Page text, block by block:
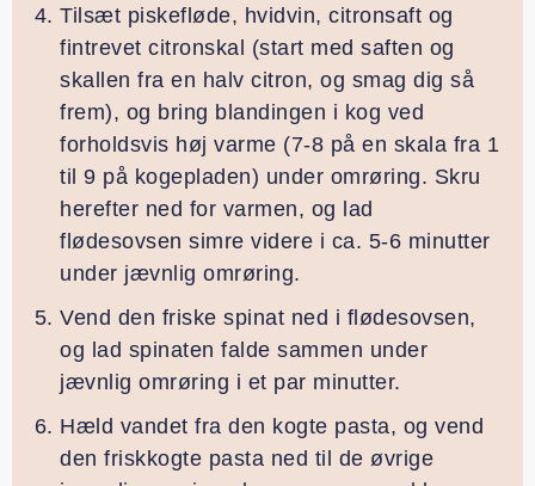
Tilsæt piskefløde, hvidvin, citronsaft og
fintrevet citronskal (start med saften og
skallen fra en halv citron, og smag dig så
frem), og bring blandingen i kog ved
forholdsvis høj varme (7-8 på en skala fra 1
til 9 på kogepladen) under omrøring. Skru
herefter ned for varmen, og lad
flødesovsen simre videre i ca. 5-6 minutter
under jævnlig omrøring.
Vend den friske spinat ned i flødesovsen,
og lad spinaten falde sammen under
jævnlig omrøring i et par minutter.
Hæld vandet fra den kogte pasta, og vend
den friskkogte pasta ned til de øvrige